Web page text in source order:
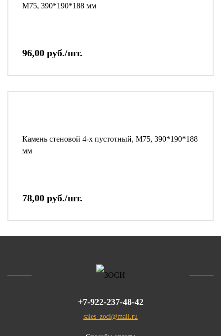
М75, 390*190*188 мм
96,00 руб./шт.
Камень стеновой 4-х пустотный, М75, 390*190*188
мм
78,00 руб./шт.
+7-922-237-48-42
sales_zoci@mail.ru